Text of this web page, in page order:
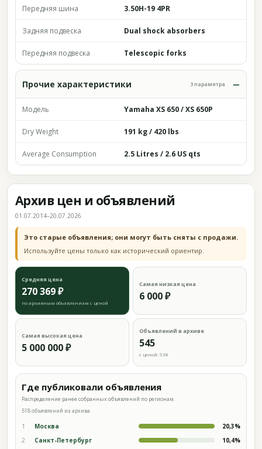
Передняя шина 3.50H-19 4PR
Задняя подвеска Dual shock absorbers
Передняя подвеска Telescopic forks
Прочие характеристики 3 параметра
Модель Yamaha XS 650 / XS 650P
Dry Weight 191 kg / 420 lbs
Average Consumption 2.5 Litres / 2.6 US qts
Архив цен и объявлений
01.07.2014–20.07.2026
Это старые объявления; они могут быть сняты с продажи.
Используйте цены только как исторический ориентир.
Средняя цена
270 369 ₽
по архивным объявлениям с ценой
Самая низкая цена
6 000 ₽
Самая высокая цена
5 000 000 ₽
Объявлений в архиве
545
с ценой: 538
Где публиковали объявления
Распределение ранее собранных объявлений по регионам.
518 объявлений из архива
1 Москва 20,3%
2 Санкт-Петербург 10,4%